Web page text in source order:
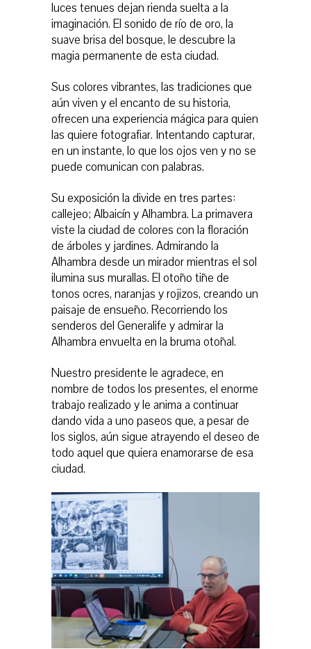
luces tenues dejan rienda suelta a la
imaginación. El sonido de río de oro, la
suave brisa del bosque, le descubre la
magia permanente de esta ciudad.
Sus colores vibrantes, las tradiciones que
aún viven y el encanto de su historia,
ofrecen una experiencia mágica para quien
las quiere fotografiar. Intentando capturar,
en un instante, lo que los ojos ven y no se
puede comunican con palabras.
Su exposición la divide en tres partes:
callejeo; Albaicín y Alhambra. La primavera
viste la ciudad de colores con la floración
de árboles y jardines. Admirando la
Alhambra desde un mirador mientras el sol
ilumina sus murallas. El otoño tiñe de
tonos ocres, naranjas y rojizos, creando un
paisaje de ensueño. Recorriendo los
senderos del Generalife y admirar la
Alhambra envuelta en la bruma otoñal.
Nuestro presidente le agradece, en
nombre de todos los presentes, el enorme
trabajo realizado y le anima a continuar
dando vida a uno paseos que, a pesar de
los siglos, aún sigue atrayendo el deseo de
todo aquel que quiera enamorarse de esa
ciudad.